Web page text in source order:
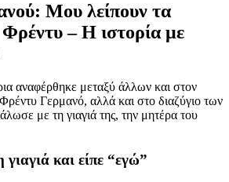
Μου λείπουν τα
– Η ιστορία με
αναφέρθηκε μεταξύ άλλων και στον
Γερμανό, αλλά και στο διαζύγιο των
με τη γιαγιά της, την μητέρα του
και είπε “εγώ”